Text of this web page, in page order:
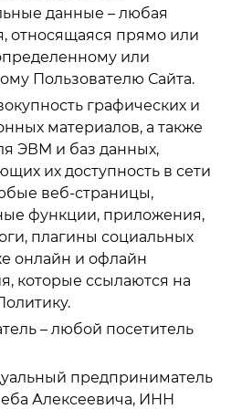
данные – любая
относящаяся прямо или
или
Пользователю Сайта.
графических и
материалов, а также
ЭВМ и баз данных,
их доступность в сети
веб-страницы,
функции, приложения,
плагины социальных
онлайн и офлайн
которые ссылаются на
– любой посетитель
предприниматель
Алексеевича, ИНН